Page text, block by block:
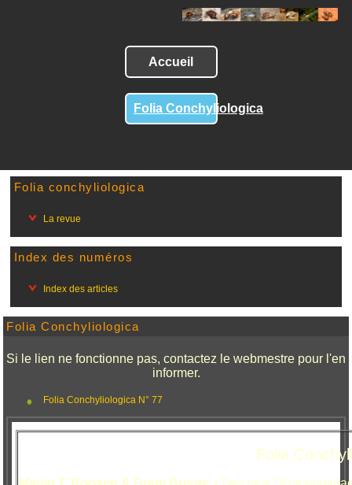
Accueil
Folia Conchyliologica
Folia conchyliologica
La revue
Index des numéros
Index des articles
Folia Conchyliologica
Si le lien ne fonctionne pas, contactez le webmestre pour l'en
informer.
Folia Conchyliologica N° 77
Folia